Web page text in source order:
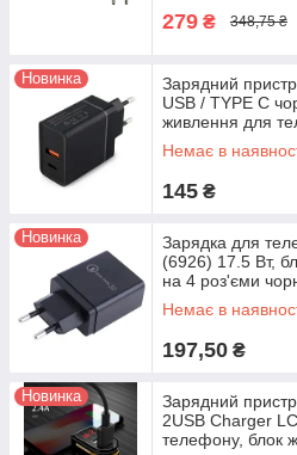
279 ₴ 348,75 ₴
Новинка
Зарядний
USB / TYPE C
живлення для
Немає в
145 ₴
Новинка
Зарядка для
(6926) 17.5 Вт,
на 4 роз'єми
Немає в
197,50 ₴
Новинка
Зарядний
2USB Charger
телефону, блок